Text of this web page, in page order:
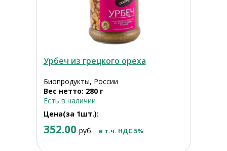
Урбеч из грецкого ореха
Биопродукты, России
Вес нетто: 280 г
Есть в наличии
Цена(за 1шт.):
352.00 руб. в т.ч. НДС 5%